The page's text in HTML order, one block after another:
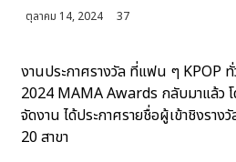
ตุลาคม 14, 2024 37
งานประกาศรางวัล ที่แฟน ๆ KPOP
2024 MAMA Awards กลับมาแล้ว
จัดงาน ได้ประกาศรายชื่อผู้เข้าชิงรา
20 สาขา